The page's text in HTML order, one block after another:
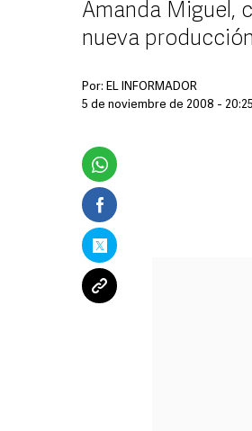
Amanda Miguel,
nueva producción
Por: EL INFORMADOR
5 de noviembre de 2008 -